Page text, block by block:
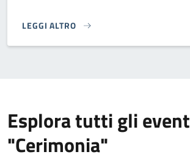
LEGGI ALTRO
VAL NURE E CHERO FESTIVAL -
Esplora tutti gli
"Cerimonia"